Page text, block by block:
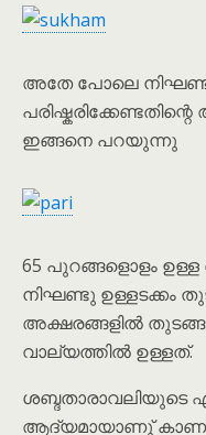
അതേ പോലെ
ഇങ്ങനെ പറയുന്നു
65 പുറങ്ങളൊളം
നിഘണ്ടു ഉള്ളടക്കം
അക്ഷരങ്ങളിൽ
വാല്യത്തിൽ ഉള്ളത്.
ശബ്ദതാരാവലിയുടെ
ആദ്യമായാണു്